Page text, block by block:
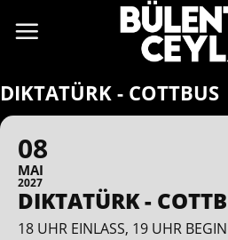
Inhalt
DIKTATÜRK - COTTBUS
08
MAI
2027
DIKTATÜRK -
18 UHR EINLASS, 19 UHR